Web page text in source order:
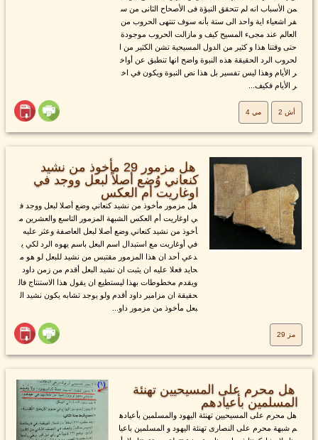
من الأسباب انه لم تتحقق النبؤة فى الأصحاح الثانى من س
فر اشعياء اية واحد الى ستة بأنه سوف تنتهى الحروب من
العالم عند مجىء المسيح كيف و مازالت الحروب موجودة
حتى وقتنا هذا و كثير من الدول المسيحية تشن الكثير من ا
لحروب الرد الحقيقة هذه النبوة واضح انها تنطبق عن أواخ
ر الأيام وهذا ليس تفسير بل هذا نص النبوة ويكون في اخ
ر الأيام فكيف...
أش 2 مي 4
هل مزمور 29 مأخوذ من نشيد
كنعاني وُضع أصلاً لبعل ووجد في
اوغاريت أم العكس
هل مزمور مأخوذ من نشيد كنعاني وضع أصلا لبعل ووجد ف
ي اوغاريت أم العكس الشبهة المزمور التاسع والعشرين م
أخوذ من نشيد كنعاني وضع أصلا لبعل العاصفة وعثر عليه
في أوغاريت مع استبدال اسم البعل باسم يهوه الرد لكي ي
دعي أحد ان هذا المزمور مقتبس من نشيد للبعل لو هو م
حايد فعلا عليه ان يثبت ان نشيد البعل أقدم من زمن داود
ويقدم مخطوطات بهذا ليستطيع ان يقول هذا الاستنتاج فال
حقيقة ان مزامير داود أقدم ولو يوجد تشابه يكون نشيد ال
بعل مأخوذ من مزمور داو...
مز 29
هل محرم على المسيحيين تهنئة
المسلمين بأعيادهم
هل محرم على المسيحيين تهنئة اليهود والمسلمين بأعياده
م شبهة محرم على النصارى تهنئة اليهود و المسلمين باعيا